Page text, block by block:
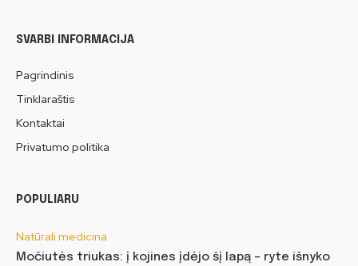
SVARBI INFORMACIJA
Pagrindinis
Tinklaraštis
Kontaktai
Privatumo politika
POPULIARU
Natūrali medicina
Močiutės triukas: į kojines įdėjo šį lapą – ryte išnyko